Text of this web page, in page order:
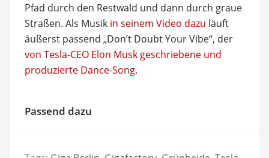
Pfad durch den Restwald und dann durch graue
Straßen. Als Musik in seinem Video dazu läuft
äußerst passend „Don’t Doubt Your Vibe“, der
von Tesla-CEO Elon Musk geschriebene und
produzierte Dance-Song.
Passend dazu